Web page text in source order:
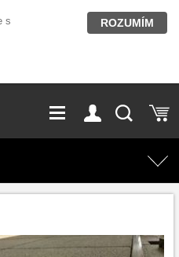
s
ROZUMÍM
Kontakt
Fitness vybavení